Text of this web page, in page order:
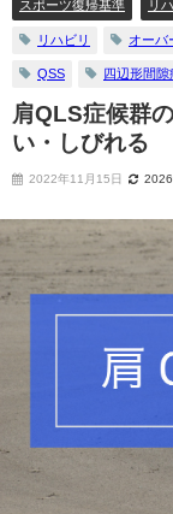
スポーツ復帰基準 リ
リハビリ オーバ
QSS 四辺形間隙
肩QLS症候群
い・しびれる
2022年11月15日 2026